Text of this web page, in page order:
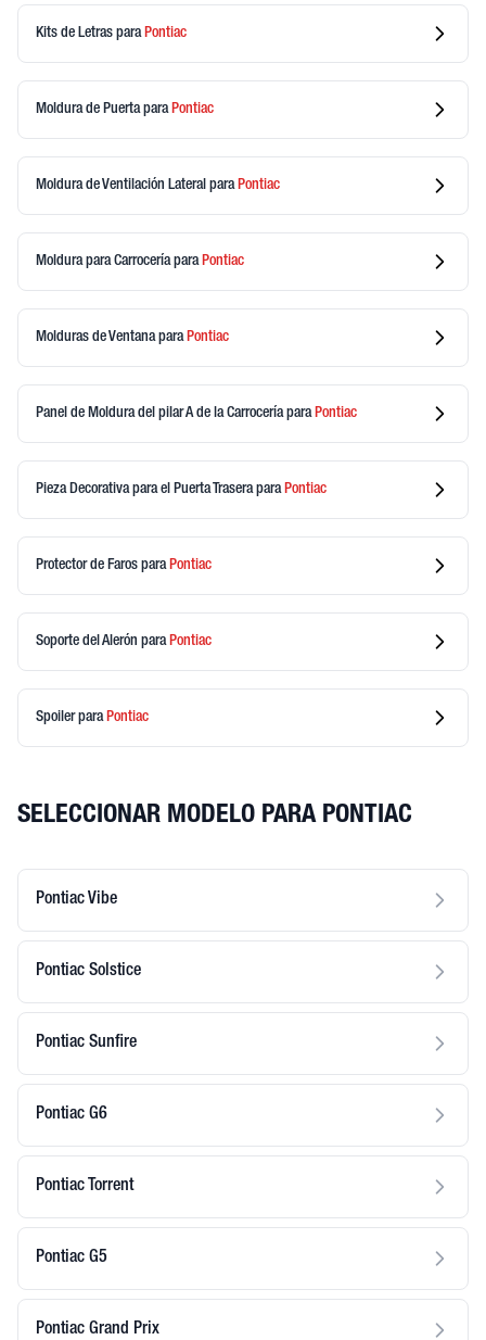
Kits de Letras para Pontiac
Moldura de Puertapara Pontiac
Moldura de Ventilación Lateral para Pontiac
Moldura para Carroceríapara Pontiac
Molduras de Ventanapara Pontiac
Panel de Moldura del pilar A de la Carroceríapara Pontiac
Pieza Decorativa para el Puerta Traserapara Pontiac
Protector de Faros para Pontiac
Soporte del Alerón para Pontiac
Spoilerpara Pontiac
SELECCIONAR MODELO PARA PONTIAC
Pontiac Vibe
Pontiac Solstice
Pontiac Sunfire
Pontiac G6
Pontiac Torrent
Pontiac G5
Pontiac Grand Prix